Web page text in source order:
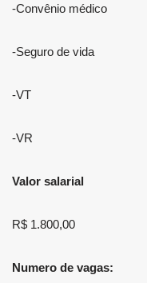
-Convênio médico
-Seguro de vida
-VT
-VR
Valor salarial
R$ 1.800,00
Numero de vagas: